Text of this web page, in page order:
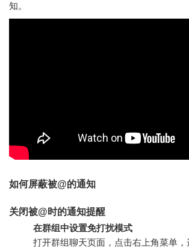
知。
如何屏蔽被@的通知
关闭被@时的通知提醒
在群组中设置免打扰模式
打开群组聊天页面，点击右上角菜单，